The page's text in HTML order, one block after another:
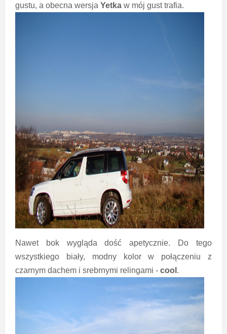
gustu, a obecna wersja Yetka w mój gust trafia.
Nawet bok wygląda dość apetycznie. Do tego
wszystkiego biały, modny kolor w połączeniu z
czarnym dachem i srebrnymi relingami - cool .